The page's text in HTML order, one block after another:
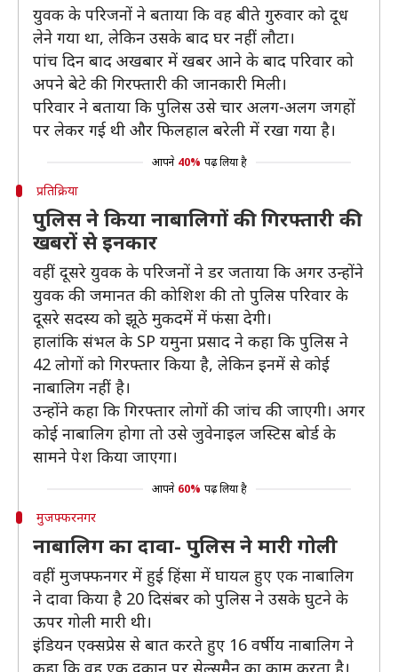
युवक के परिजनों ने बताया कि वह बीते गुरुवार को दूध
लेने गया था, लेकिन उसके बाद घर नहीं लौटा।
पांच दिन बाद अखबार में खबर आने के बाद परिवार को
अपने बेटे की गिरफ्तारी की जानकारी मिली।
परिवार ने बताया कि पुलिस उसे चार अलग-अलग जगहों
पर लेकर गई थी और फिलहाल बरेली में रखा गया है।
आपने 40% पढ़ लिया है
प्रतिक्रिया
पुलिस ने किया नाबालिगों की गिरफ्तारी की
खबरों से इनकार
वहीं दूसरे युवक के परिजनों ने डर जताया कि अगर उन्होंने
युवक की जमानत की कोशिश की तो पुलिस परिवार के
दूसरे सदस्य को झूठे मुकदमें में फंसा देगी।
हालांकि संभल के SP यमुना प्रसाद ने कहा कि पुलिस ने
42 लोगों को गिरफ्तार किया है, लेकिन इनमें से कोई
नाबालिग नहीं है।
उन्होंने कहा कि गिरफ्तार लोगों की जांच की जाएगी। अगर
कोई नाबालिग होगा तो उसे जुवेनाइल जस्टिस बोर्ड के
सामने पेश किया जाएगा।
आपने 60% पढ़ लिया है
मुजफ्फरनगर
नाबालिग का दावा- पुलिस ने मारी गोली
वहीं मुजफ्फनगर में हुई हिंसा में घायल हुए एक नाबालिग
ने दावा किया है 20 दिसंबर को पुलिस ने उसके घुटने के
ऊपर गोली मारी थी।
इंडियन एक्सप्रेस से बात करते हुए 16 वर्षीय नाबालिग ने
कहा कि वह एक दुकान पर सेल्समैन का काम करता है।